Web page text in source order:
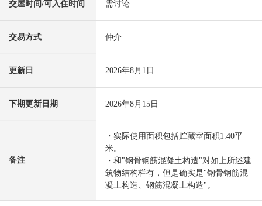
交屋时间/可入住时间 需讨论
交易方式 仲介
更新日 2026年8月1日
下期更新日期 2026年8月15日
备注
・实际使用面积包括贮藏室面积1.40平
米。
・和"钢骨钢筋混凝土构造"对如上所述建
筑物结构栏有，但是确实是"钢骨钢筋混
凝土构造、钢筋混凝土构造"。